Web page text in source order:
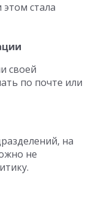
стала
своей
по почте или
на
не